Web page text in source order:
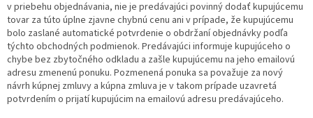
v priebehu objednávania, nie je predávajúci povinný dodať kupujúcemu
tovar za túto úplne zjavne chybnú cenu ani v prípade, že kupujúcemu
bolo zaslané automatické potvrdenie o obdržaní objednávky podľa
týchto obchodných podmienok. Predávajúci informuje kupujúceho o
chybe bez zbytočného odkladu a zašle kupujúcemu na jeho emailovú
adresu zmenenú ponuku. Pozmenená ponuka sa považuje za nový
návrh kúpnej zmluvy a kúpna zmluva je v takom prípade uzavretá
potvrdením o prijatí kupujúcim na emailovú adresu predávajúceho.